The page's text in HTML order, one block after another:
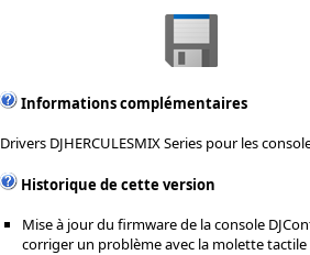
Informations complémentaires
Drivers DJHERCULESMIX Series pour les
Historique de cette version
Mise à jour du firmware de la console
corriger un problème avec la molette